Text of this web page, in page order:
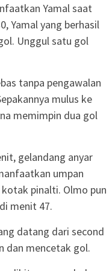
Yamal saat
Yamal yang berhasil
Unggul satu gol
tanpa pengawalan
mulus ke
memimpin dua gol
gelandang anyar
umpan
pinalti. Olmo pun
menit 47.
datang dari second
dan mencetak gol.